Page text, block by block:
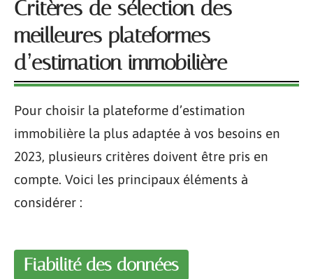
Critères de sélection des
meilleures plateformes
d’estimation immobilière
Pour choisir la plateforme d’estimation
immobilière la plus adaptée à vos besoins en
2023, plusieurs critères doivent être pris en
compte. Voici les principaux éléments à
considérer :
Fiabilité des données